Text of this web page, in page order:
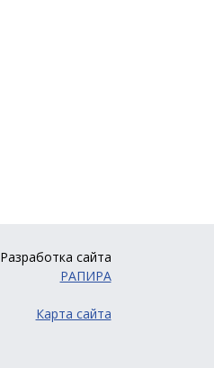
Разработка сайта
РАПИРА
Карта сайта